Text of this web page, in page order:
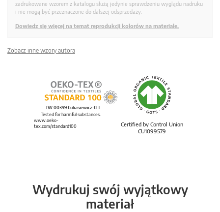
zadrukowane wzorem z katalogu służą jedynie sprawdzeniu wyglądu nadruku
i nie mogą być przeznaczone do dalszej odsprzedaży.
Dowiedz się więcej na temat reprodukcji kolorów na materiale.
Zobacz inne wzory autora
Certified by Control Union
CU1099579
IW 00399 Łukasiewicz-ŁIT
Tested for harmful substances.
www.oeko-
tex.com/standard100
Wydrukuj swój wyjątkowy
materiał